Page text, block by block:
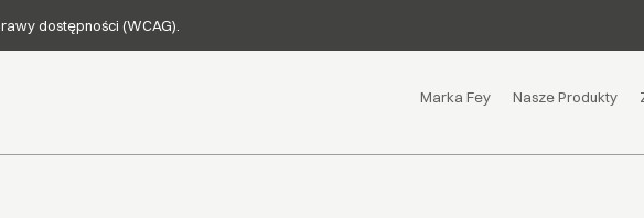
dostępności (WCAG).
Marka Fey Nasze Produkty